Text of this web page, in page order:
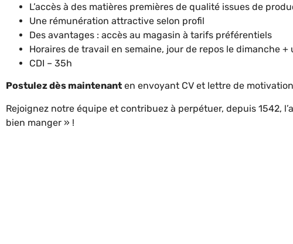
L’accès à des matières premières de qualité issues de
Une rémunération attractive selon profil
Des avantages : accès au magasin à tarifs préférentiels
Horaires de travail en semaine, jour de repos le dimanche
CDI – 35h
Postulez dès maintenant en envoyant CV et lettre de
Rejoignez notre équipe et contribuez à perpétuer, depuis 1542,
bien manger » !